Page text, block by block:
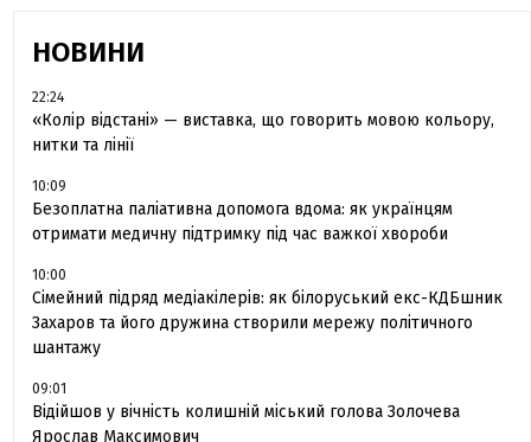
НОВИНИ
22:24
«Колір відстані» — виставка, що говорить мовою кольору,
нитки та лінії
10:09
Безоплатна паліативна допомога вдома: як українцям
отримати медичну підтримку під час важкої хвороби
10:00
Сімейний підряд медіакілерів: як білоруський екс-КДБшник
Захаров та його дружина створили мережу політичного
шантажу
09:01
Відійшов у вічність колишній міський голова Золочева
Ярослав Максимович